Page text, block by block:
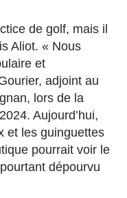
de golf, mais il
Aliot. « Nous
et
adjoint au
lors de la
Aujourd’hui,
et les guinguettes
pourrait voir le
dépourvu